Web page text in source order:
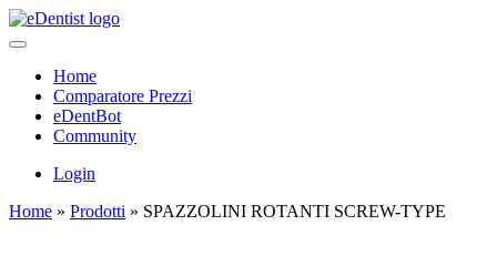
Home
Comparatore Prezzi
eDentBot
Community
Login
Home » Prodotti » SPAZZOLINI ROTANTI SCREW-TYPE